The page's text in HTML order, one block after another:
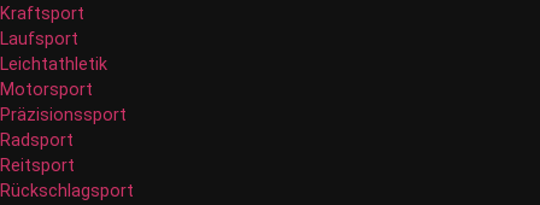
Kraftsport
Laufsport
Leichtathletik
Motorsport
Präzisionssport
Radsport
Reitsport
Rückschlagsport